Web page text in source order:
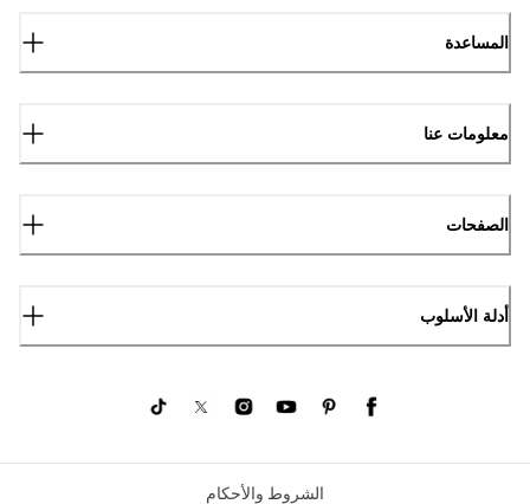
المساعدة
معلومات عنا
الصفحات
أدلة الأسلوب
الشروط والأحكام